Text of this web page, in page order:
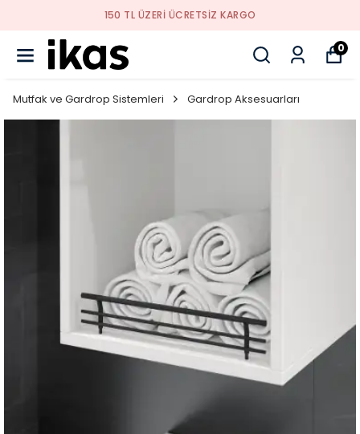
150 TL ÜZERI ÜCRETSIZ KARGO
0
Mutfak ve Gardrop Sistemleri Gardrop Aksesuarları